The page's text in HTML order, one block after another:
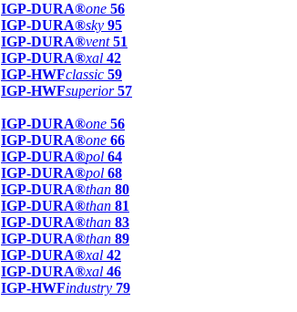
IGP-DURA®one 56
IGP-DURA®sky 95
IGP-DURA®vent 51
IGP-DURA®xal 42
IGP-HWFclassic 59
IGP-HWFsuperior 57
IGP-DURA®one 56
IGP-DURA®one 66
IGP-DURA®pol 64
IGP-DURA®pol 68
IGP-DURA®than 80
IGP-DURA®than 81
IGP-DURA®than 83
IGP-DURA®than 89
IGP-DURA®xal 42
IGP-DURA®xal 46
IGP-HWFindustry 79